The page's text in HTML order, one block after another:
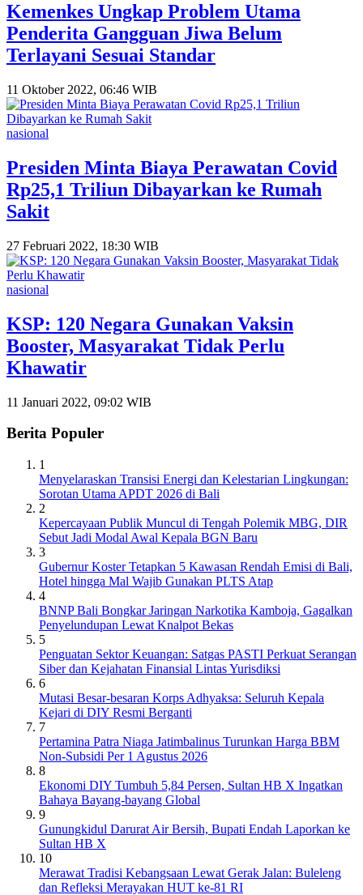
Kemenkes Ungkap Problem Utama
Penderita Gangguan Jiwa Belum
Terlayani Sesuai Standar
11 Oktober 2022, 06:46 WIB
nasional
Presiden Minta Biaya Perawatan Covid
Rp25,1 Triliun Dibayarkan ke Rumah
Sakit
27 Februari 2022, 18:30 WIB
nasional
KSP: 120 Negara Gunakan Vaksin
Booster, Masyarakat Tidak Perlu
Khawatir
11 Januari 2022, 09:02 WIB
Berita Populer
1
Menyelaraskan Transisi Energi dan Kelestarian Lingkungan:
Sorotan Utama APDT 2026 di Bali
2
Kepercayaan Publik Muncul di Tengah Polemik MBG, DIR
Sebut Jadi Modal Awal Kepala BGN Baru
3
Gubernur Koster Tetapkan 5 Kawasan Rendah Emisi di Bali,
Hotel hingga Mal Wajib Gunakan PLTS Atap
4
BNNP Bali Bongkar Jaringan Narkotika Kamboja, Gagalkan
Penyelundupan Lewat Knalpot Bekas
5
Penguatan Sektor Keuangan: Satgas PASTI Perkuat Serangan
Siber dan Kejahatan Finansial Lintas Yurisdiksi
6
Mutasi Besar-besaran Korps Adhyaksa: Seluruh Kepala
Kejari di DIY Resmi Berganti
7
Pertamina Patra Niaga Jatimbalinus Turunkan Harga BBM
Non-Subsidi Per 1 Agustus 2026
8
Ekonomi DIY Tumbuh 5,84 Persen, Sultan HB X Ingatkan
Bahaya Bayang-bayang Global
9
Gunungkidul Darurat Air Bersih, Bupati Endah Laporkan ke
Sultan HB X
10
Merawat Tradisi Kebangsaan Lewat Gerak Jalan: Buleleng
dan Refleksi Merayakan HUT ke-81 RI